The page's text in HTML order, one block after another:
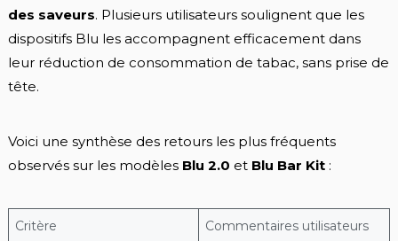
des saveurs. Plusieurs utilisateurs soulignent que les
dispositifs Blu les accompagnent efficacement dans
leur réduction de consommation de tabac, sans prise de
tête.
Voici une synthèse des retours les plus fréquents
observés sur les modèles Blu 2.0 et Blu Bar Kit:
Critère Commentaires utilisateurs